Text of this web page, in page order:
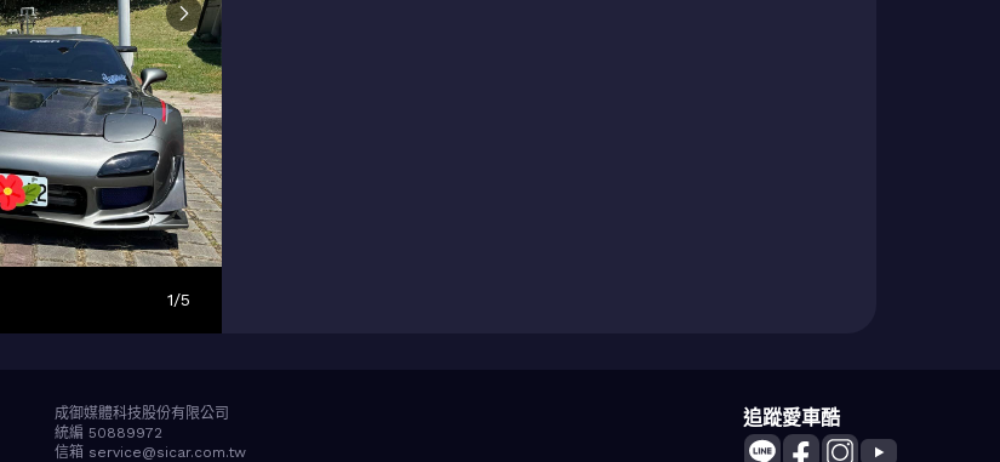
1/5
成御媒體科技股份有限公司
統編 50889972
信箱 service@sicar.com.tw
追蹤愛車酷